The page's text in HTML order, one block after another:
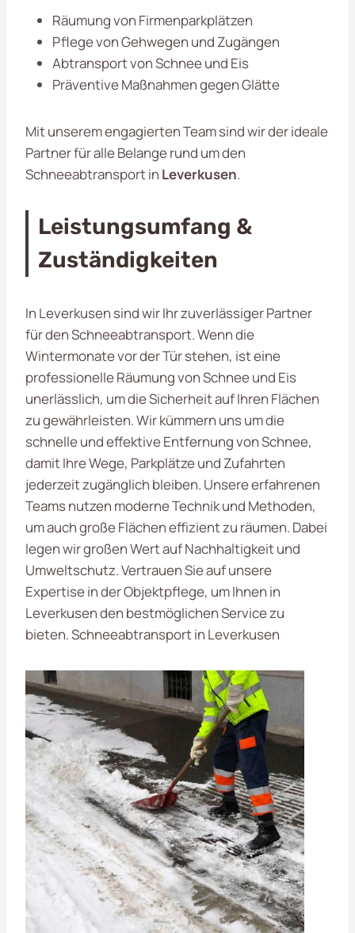
Räumung von Firmenparkplätzen
Pflege von Gehwegen und Zugängen
Abtransport von Schnee und Eis
Präventive Maßnahmen gegen Glätte
Mit unserem engagierten Team sind wir der ideale
Partner für alle Belange rund um den
Schneeabtransport in Leverkusen.
Leistungsumfang &
Zuständigkeiten
In Leverkusen sind wir Ihr zuverlässiger Partner
für den Schneeabtransport. Wenn die
Wintermonate vor der Tür stehen, ist eine
professionelle Räumung von Schnee und Eis
unerlässlich, um die Sicherheit auf Ihren Flächen
zu gewährleisten. Wir kümmern uns um die
schnelle und effektive Entfernung von Schnee,
damit Ihre Wege, Parkplätze und Zufahrten
jederzeit zugänglich bleiben. Unsere erfahrenen
Teams nutzen moderne Technik und Methoden,
um auch große Flächen effizient zu räumen. Dabei
legen wir großen Wert auf Nachhaltigkeit und
Umweltschutz. Vertrauen Sie auf unsere
Expertise in der Objektpflege, um Ihnen in
Leverkusen den bestmöglichen Service zu
bieten. Schneeabtransport in Leverkusen